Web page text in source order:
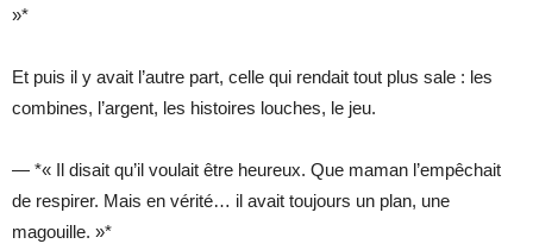
»*
Et puis il y avait l’autre part, celle qui rendait tout plus sale : les
combines, l’argent, les histoires louches, le jeu.
— *« Il disait qu’il voulait être heureux. Que maman l’empêchait
de respirer. Mais en vérité… il avait toujours un plan, une
magouille. »*